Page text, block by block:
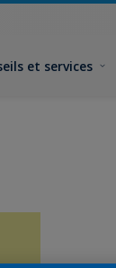
et services